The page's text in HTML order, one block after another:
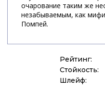
очарование таким же
незабываемым, как
Помпей.
Рейтинг:
Стойкость:
Шлейф: